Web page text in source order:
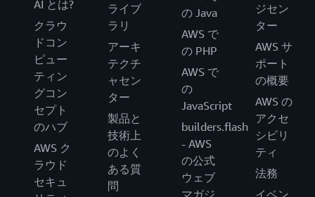
AI とは?
クラウ
ドコン
ピュー
ティン
グコン
セプト
のハブ
AWS ク
ラウド
セキュ
ライブ
ラリ
アーキ
テクチ
ャセン
ター
製品と
技術上
のよく
ある質
問
の Java
AWS で
の PHP
AWS で
の
JavaScript
builders.flash
- AWS
の公式
ウェブ
マガジ
ジセン
ター
AWS サ
ポート
の概要
AWS の
アクセ
シビリ
ティ
法務
イベン